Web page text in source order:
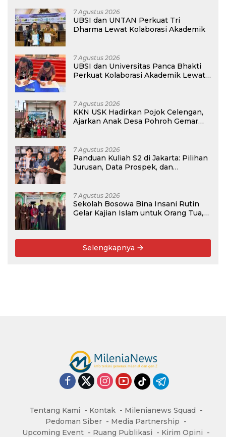
7 Agustus 2026
UBSI dan UNTAN Perkuat Tri
Dharma Lewat Kolaborasi Akademik
7 Agustus 2026
UBSI dan Universitas Panca Bhakti
Perkuat Kolaborasi Akademik Lewat
7 Agustus 2026
KKN USK Hadirkan Pojok Celengan,
Ajarkan Anak Desa Pohroh Gemar
7 Agustus 2026
Panduan Kuliah S2 di Jakarta: Pilihan
Jurusan, Data Prospek, dan
7 Agustus 2026
Sekolah Bosowa Bina Insani Rutin
Gelar Kajian Islam untuk Orang Tua,
Selengkapnya
Tentang Kami Kontak
Milenianews Squad
Pedoman Siber
Media Partnership
Upcoming Event
Ruang Publikasi Kirim Opini